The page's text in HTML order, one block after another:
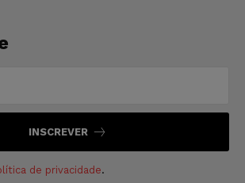
INSCREVER
de privacidade.